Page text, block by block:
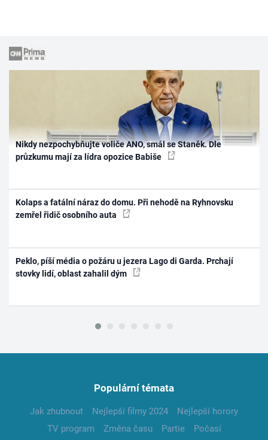
Nikdy nezpochybňujte voliče ANO, smál se Staněk. Dle
průzkumu mají za lídra opozice Babiše
Kolaps a fatální náraz do domu. Při nehodě na Ryhnovsku
zemřel řidič osobního auta
Peklo, píší média o požáru u jezera Lago di Garda. Prchají
stovky lidí, oblast zahalil dým
Populární témata
Jak zhubnout Nejlepší filmy 2024
Nejlepší horory
TV program
Změna času Partie
Počasí